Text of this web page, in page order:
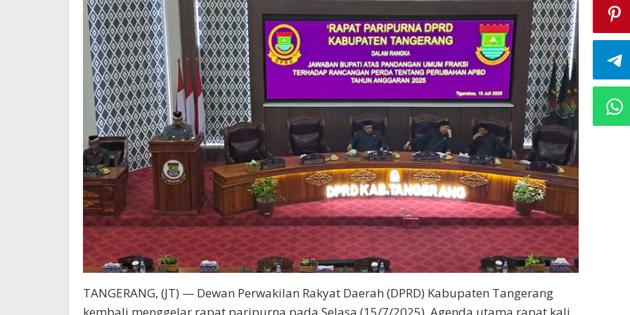
TANGERANG, (JT) — Dewan Perwakilan Rakyat Daerah (DPRD) Kabupaten Tangerang
kembali menggelar rapat paripurna pada Selasa (15/7/2025). Agenda utama rapat kali